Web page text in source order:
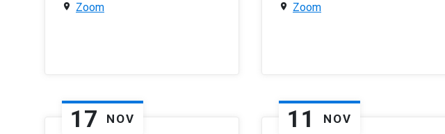
Zoom
Zoom
17 NOV 11 NOV